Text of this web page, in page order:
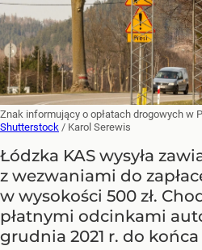
Znak informujący o opłatach drogowych w
Shutterstock / Karol Serewis
Łódzka KAS wysyła
z wezwaniami do
w wysokości 500 zł.
płatnymi odcinkami
grudnia 2021 r. do końca